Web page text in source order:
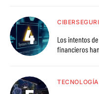
Los intentos
financieros
TECNOLOGÍA